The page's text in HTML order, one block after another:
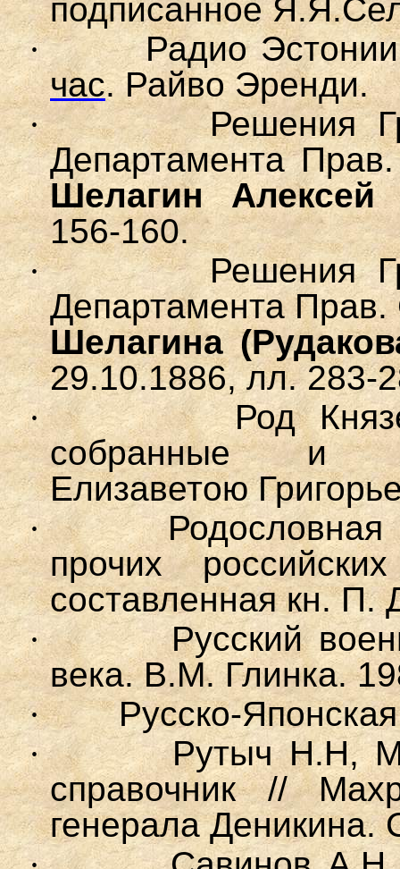
подписанное
·
Радио
час. Райво Эренди.
·Решения
Департамента
Шелагин
Алексей
156-160.
·Решения
Департамента
Шелагина
29.10.1886, лл. 283-
·
Род
собранные и
Елизаветою
·
Родословная
прочих
составленная кн. П.
·
Русский
века. В.М. Глинка.
·
Русско-
·
Рутыч Н.Н,
справочник //
генерала